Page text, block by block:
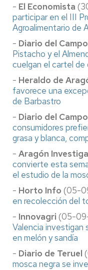
- El Economista
participar en el III
Agroalimentario de
- Diario del Campo
Pistacho y el
cuelgan el cartel
- Heraldo de
favorece una
de Barbastro
- Diario del Campo
consumidores
grasa y blanca,
- Aragón Investiga
convierte esta
el estudio de la
- Horto Info (05-
en recolección del
- Innovagri (05-
Valencia investigan
en melón y sandía
- Diario de Teruel
mosca negra se